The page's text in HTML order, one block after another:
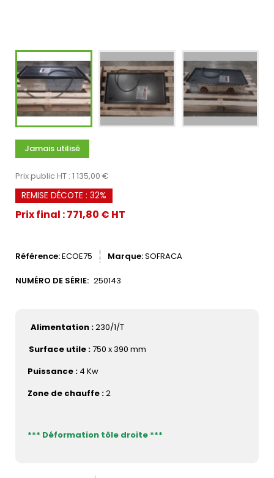
Jamais utilisé
Prix public HT : 1 135,00 €
REMISE DÉCOTE : 32%
Prix final : 771,80 € HT
Référence ECOE75 Marque SOFRACA
NUMÉRO DE SÉRIE: 250143
Alimentation :230/1/T
Surface utile :750 x 390 mm
Puissance : 4 Kw
Zone de chauffe :2
*** Déformation tôle droite ***